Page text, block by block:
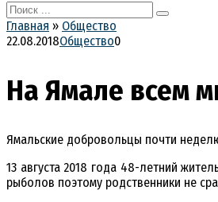
Search
for:
Главная » Общество
22.08.2018Общество0
На Ямале всем
Ямальские добровольцы почти
13 августа 2018 года 48-летний
рыболов поэтому родственники не